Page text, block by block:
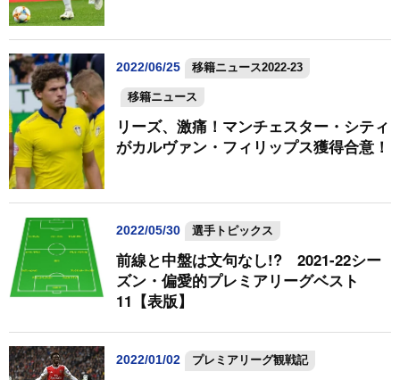
2022/06/25 移籍ニュース2022-23
移籍ニュース
リーズ、激痛！マンチェスター・シティ
がカルヴァン・フィリップス獲得合意！
2022/05/30 選手トピックス
前線と中盤は文句なし!? 2021-22シー
ズン・偏愛的プレミアリーグベスト
11【表版】
2022/01/02 プレミアリーグ観戦記